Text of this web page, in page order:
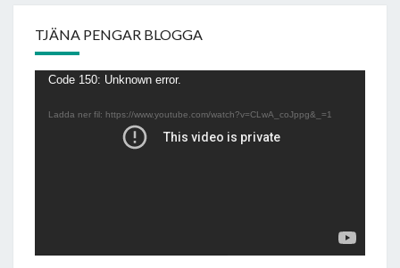
TJÄNA PENGAR BLOGGA
Videospelare
Code 150: Unknown error.
Ladda ner fil: https://www.youtube.com/watch?v=CLwA_coJppg&_=1